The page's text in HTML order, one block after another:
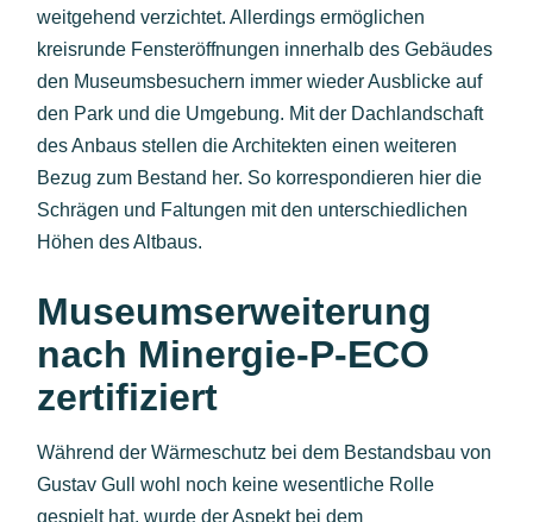
weitgehend verzichtet. Allerdings ermöglichen
kreisrunde Fensteröffnungen innerhalb des Gebäudes
den Museumsbesuchern immer wieder Ausblicke auf
den Park und die Umgebung. Mit der Dachlandschaft
des Anbaus stellen die Architekten einen weiteren
Bezug zum Bestand her. So korrespondieren hier die
Schrägen und Faltungen mit den unterschiedlichen
Höhen des Altbaus.
Museumserweiterung
nach Minergie-P-ECO
zertifiziert
Während der Wärmeschutz bei dem Bestandsbau von
Gustav Gull wohl noch keine wesentliche Rolle
gespielt hat, wurde der Aspekt bei dem